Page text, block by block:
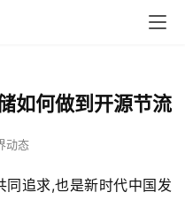
如何做到开源节流
动态
同追求,也是新时代中国发